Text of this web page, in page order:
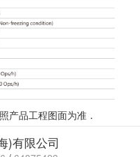
产品工程图面为准．
)有限公司